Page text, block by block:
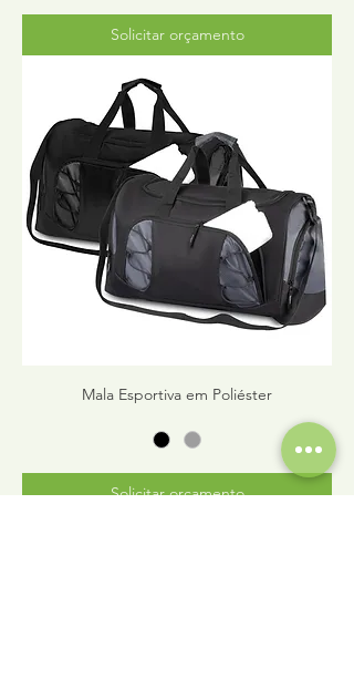
Solicitar orçamento
Mala Esportiva em Poliéster
Solicitar orçamento